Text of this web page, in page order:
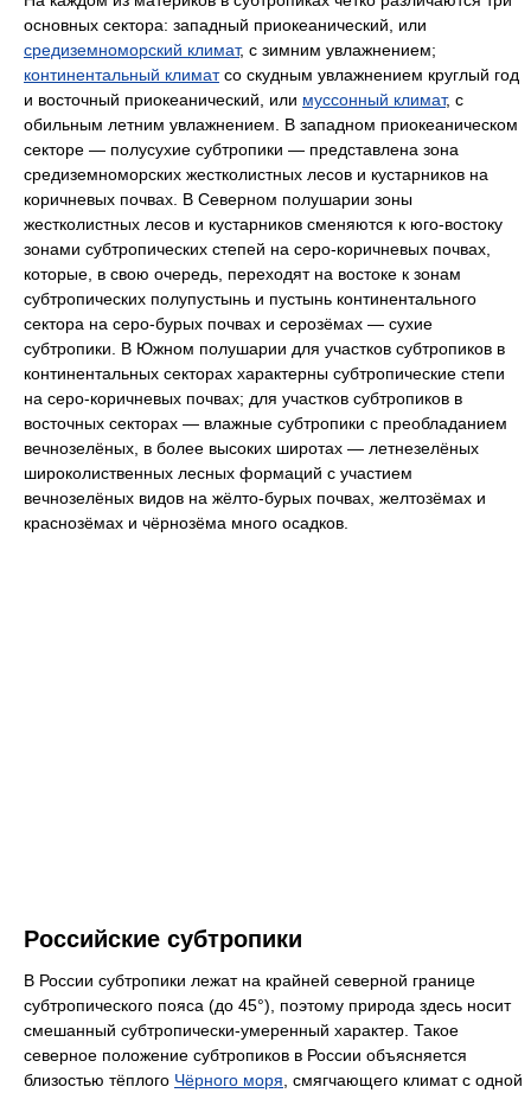
основных сектора: западный приокеанический, или
средиземноморский климат, с зимним увлажнением;
континентальный климатсо скудным увлажнением круглый год
и восточный приокеанический, или муссонный климат, с
обильным летним увлажнением. В западном приокеаническом
секторе — полусухие субтропики — представлена зона
средиземноморских жестколистных лесов и кустарников на
коричневых почвах. В Северном полушарии зоны
жестколистных лесов и кустарников сменяются к юго-востоку
зонами субтропических степей на серо-коричневых почвах,
которые, в свою очередь, переходят на востоке к зонам
субтропических полупустынь и пустынь континентального
сектора на серо-бурых почвах и серозёмах — сухие
субтропики. В Южном полушарии для участков субтропиков в
континентальных секторах характерны субтропические степи
на серо-коричневых почвах; для участков субтропиков в
восточных секторах — влажные субтропики с преобладанием
вечнозелёных, в более высоких широтах — летнезелёных
широколиственных лесных формаций с участием
вечнозелёных видов на жёлто-бурых почвах, желтозёмах и
краснозёмах и чёрнозёма много осадков.
Российские субтропики
В России субтропики лежат на крайней северной границе
субтропического пояса (до 45°), поэтому природа здесь носит
смешанный субтропически-умеренный характер. Такое
северное положение субтропиков в России объясняется
близостью тёплого Чёрного моря , смягчающего климат с одной